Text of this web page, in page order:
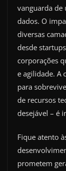
vanguarda de
dados. O
diversas
desde
corporações
e agilidade. A
para
de recursos
desejável – é
Fique atento
prometem